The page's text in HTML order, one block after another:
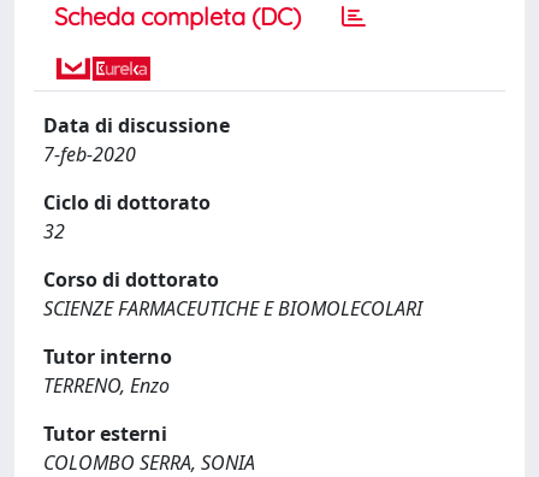
Scheda completa (DC)
Data di discussione
7-feb-2020
Ciclo di dottorato
32
Corso di dottorato
SCIENZE FARMACEUTICHE E BIOMOLECOLARI
Tutor interno
TERRENO, Enzo
Tutor esterni
COLOMBO SERRA, SONIA